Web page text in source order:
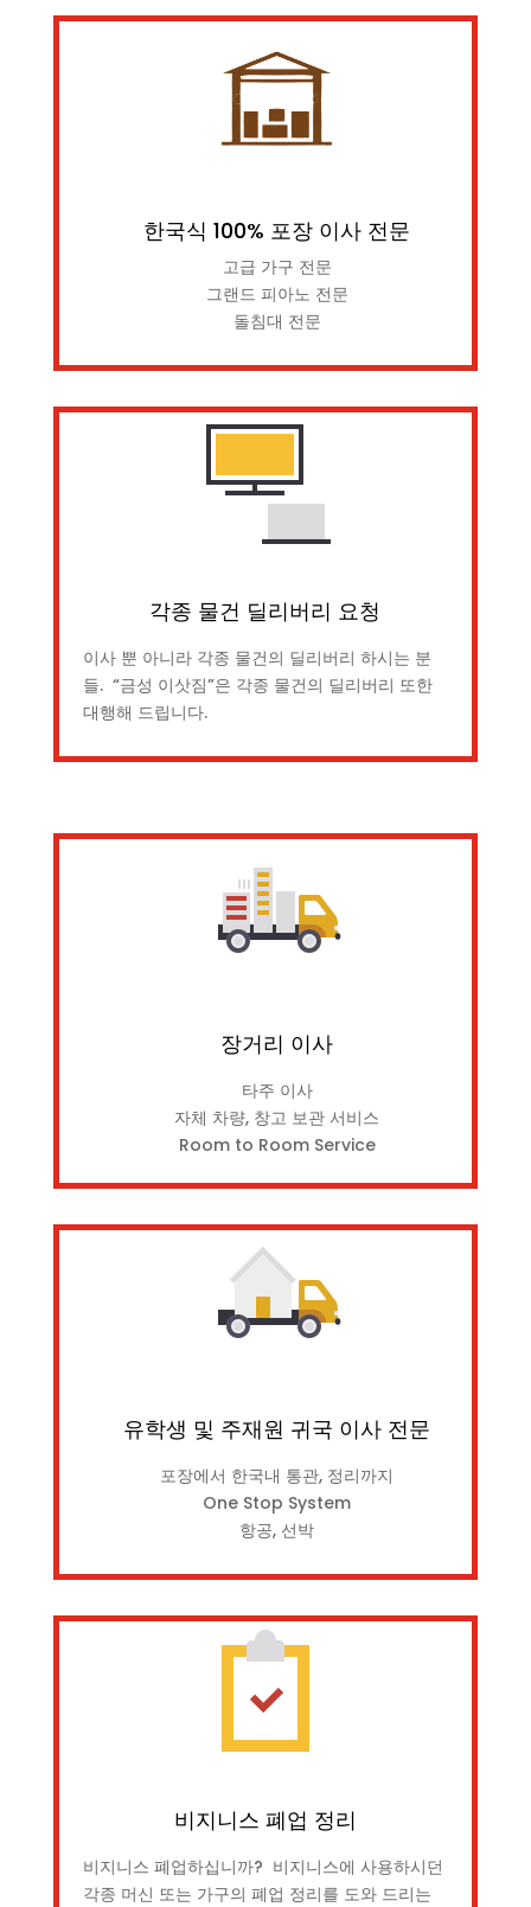
한국식 100% 포장 이사 전문
고급 가구 전문
그랜드 피아노 전문
돌침대 전문
각종 물건 딜리버리 요청
이사 뿐 아니라 각종 물건의 딜리버리 하시는 분
들. “금성 이삿짐”은 각종 물건의 딜리버리 또한
대행해 드립니다.
장거리 이사
타주 이사
자체 차량, 창고 보관 서비스
Room to Room Service
유학생 및 주재원 귀국 이사 전문
포장에서 한국내 통관, 정리까지
One Stop System
항공, 선박
비지니스 폐업 정리
비지니스 폐업하십니까? 비지니스에 사용하시던
각종 머신 또는 가구의 폐업 정리를 도와 드리는